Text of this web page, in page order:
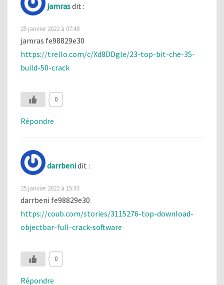
jamrasdit :
25 janvier 2022 à 07:48
jamras fe98829e30
https://trello.com/c/Xd8DDgle/23-top-bit-che-35-
build-50-crack
0
Répondre
darrbenidit :
25 janvier 2022 à 15:33
darrbeni fe98829e30
https://coub.com/stories/3115276-top-download-
objectbar-full-crack-software
0
Répondre